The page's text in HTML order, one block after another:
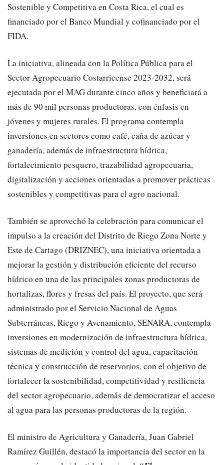
Sostenible y Competitiva en Costa Rica, el cual es
financiado por el Banco Mundial y cofinanciado por el
FIDA.
La iniciativa, alineada con la Política Pública para el
Sector Agropecuario Costarricense 2023-2032, será
ejecutada por el MAG durante cinco años y beneficiará a
más de 90 mil personas productoras, con énfasis en
jóvenes y mujeres rurales. El programa contempla
inversiones en sectores como café, caña de azúcar y
ganadería, además de infraestructura hídrica,
fortalecimiento pesquero, trazabilidad agropecuaria,
digitalización y acciones orientadas a promover prácticas
sostenibles y competitivas para el agro nacional.
También se aprovechó la celebración para comunicar el
impulso a la creación del Distrito de Riego Zona Norte y
Este de Cartago (DRIZNEC), una iniciativa orientada a
mejorar la gestión y distribución eficiente del recurso
hídrico en una de las principales zonas productoras de
hortalizas, flores y fresas del país. El proyecto, que será
administrado por el Servicio Nacional de Aguas
Subterráneas, Riego y Avenamiento, SENARA, contempla
inversiones en modernización de infraestructura hídrica,
sistemas de medición y control del agua, capacitación
técnica y construcción de reservorios, con el objetivo de
fortalecer la sostenibilidad, competitividad y resiliencia
del sector agropecuario, además de democratizar el acceso
al agua para las personas productoras de la región.
El ministro de Agricultura y Ganadería, Juan Gabriel
Ramírez Guillén, destacó la importancia del sector en la